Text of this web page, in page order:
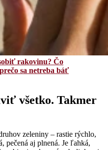
rakovinu? Čo
sa netreba báť
všetko. Takmer
zeleniny – rastie rýchlo,
pečená aj plnená. Je ľahká,